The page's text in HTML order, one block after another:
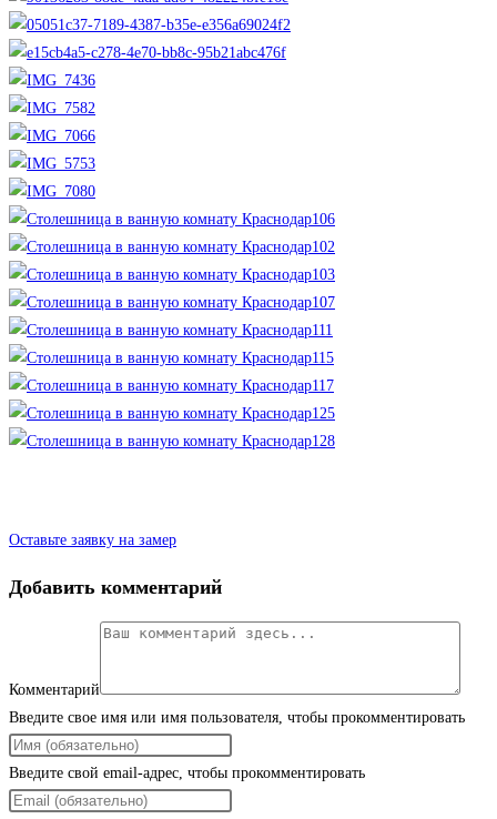
Оставьте заявку на замер
Добавить комментарий
Комментарий
Введите свое имя или имя пользователя, чтобы прокомментировать
Введите свой email-адрес, чтобы прокомментировать